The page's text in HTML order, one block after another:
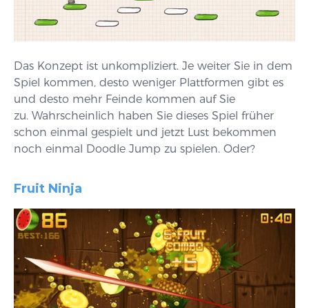
Das Konzept ist unkompliziert. Je weiter Sie in dem
Spiel kommen, desto weniger Plattformen gibt es
und desto mehr Feinde kommen auf Sie
zu. Wahrscheinlich haben Sie dieses Spiel früher
schon einmal gespielt und jetzt Lust bekommen
noch einmal Doodle Jump zu spielen. Oder?
Fruit Ninja